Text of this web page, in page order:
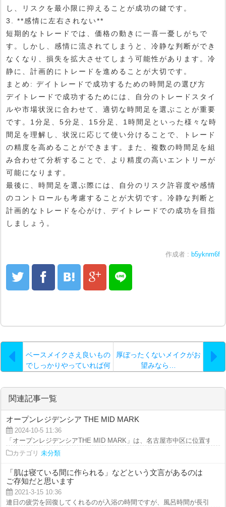
し、リスクを最小限に抑えることが成功の鍵です。
3. **感情に左右されない**
短期的なトレードでは、価格の動きに一喜一憂しがちで
す。しかし、感情に流されてしまうと、冷静な判断ができ
なくなり、損失を拡大させてしまう可能性があります。冷
静に、計画的にトレードを進めることが大切です。
まとめ: デイトレードで成功するための時間足の選び方
デイトレードで成功するためには、自分のトレードスタイ
ルや市場状況に合わせて、適切な時間足を選ぶことが重要
です。1分足、5分足、15分足、1時間足といった様々な時
間足を理解し、状況に応じて使い分けることで、トレード
の精度を高めることができます。また、複数の時間足を組
み合わせて分析することで、より精度の高いエントリーが
可能になります。
最後に、時間足を選ぶ際には、自分のリスク許容度や感情
のコントロールも考慮することが大切です。冷静な判断と
計画的なトレードを心がけ、デイトレードでの成功を目指
しましょう。
作成者 : b5yknm6f
ベースメイクさえ良いもの
でしっかりやっていれば何
は100均一のもので充分
厚ぼったくないメイクがお
望みなら…
関連記事一覧
オープンレジデンシア THE MID MARK
2024-10-5 11:36
「オープンレジデンシアTHE MID MARK」は、名古屋市中区に位置する
カテゴリ 未分類
「肌は寝ている間に作られる」などという文言があるのは
ご存知だと思います
2021-3-15 10:36
連日の疲労を回復してくれるのが入浴の時間ですが、風呂時間が長引くと